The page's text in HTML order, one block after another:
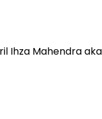
Ihza Mahendra